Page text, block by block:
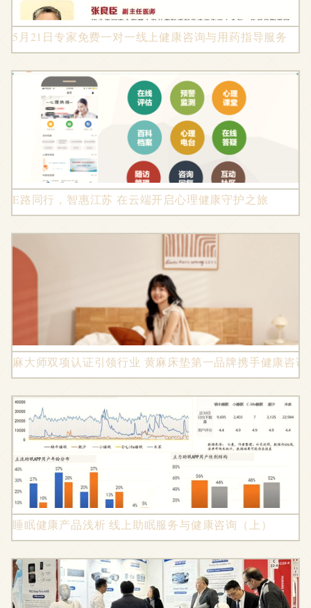
5月21日专家免费一对一线上健康咨询与用药指导服务
E路同行，智惠江苏 在云端开启心理健康守护之旅
麻大师双项认证引领行业 黄麻床垫第一品牌携手健康咨询
睡眠健康产品浅析 线上助眠服务与健康咨询（上）